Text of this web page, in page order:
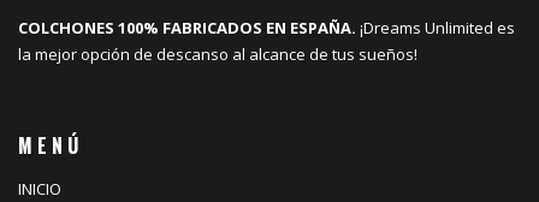
COLCHONES 100% FABRICADOS EN ESPAÑA. ¡Dreams Unlimited es
la mejor opción de descanso al alcance de tus sueños!
MENÚ
INICIO